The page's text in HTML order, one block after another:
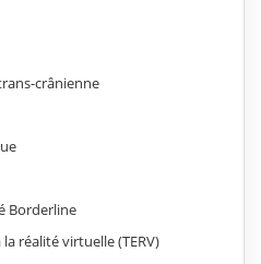
crânienne
Borderline
réalité virtuelle (TERV)